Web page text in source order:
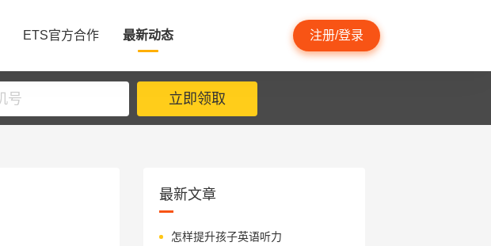
ETS官方合作 最新动态 注册/登录
立即领取
最新文章
怎样提升孩子英语听力